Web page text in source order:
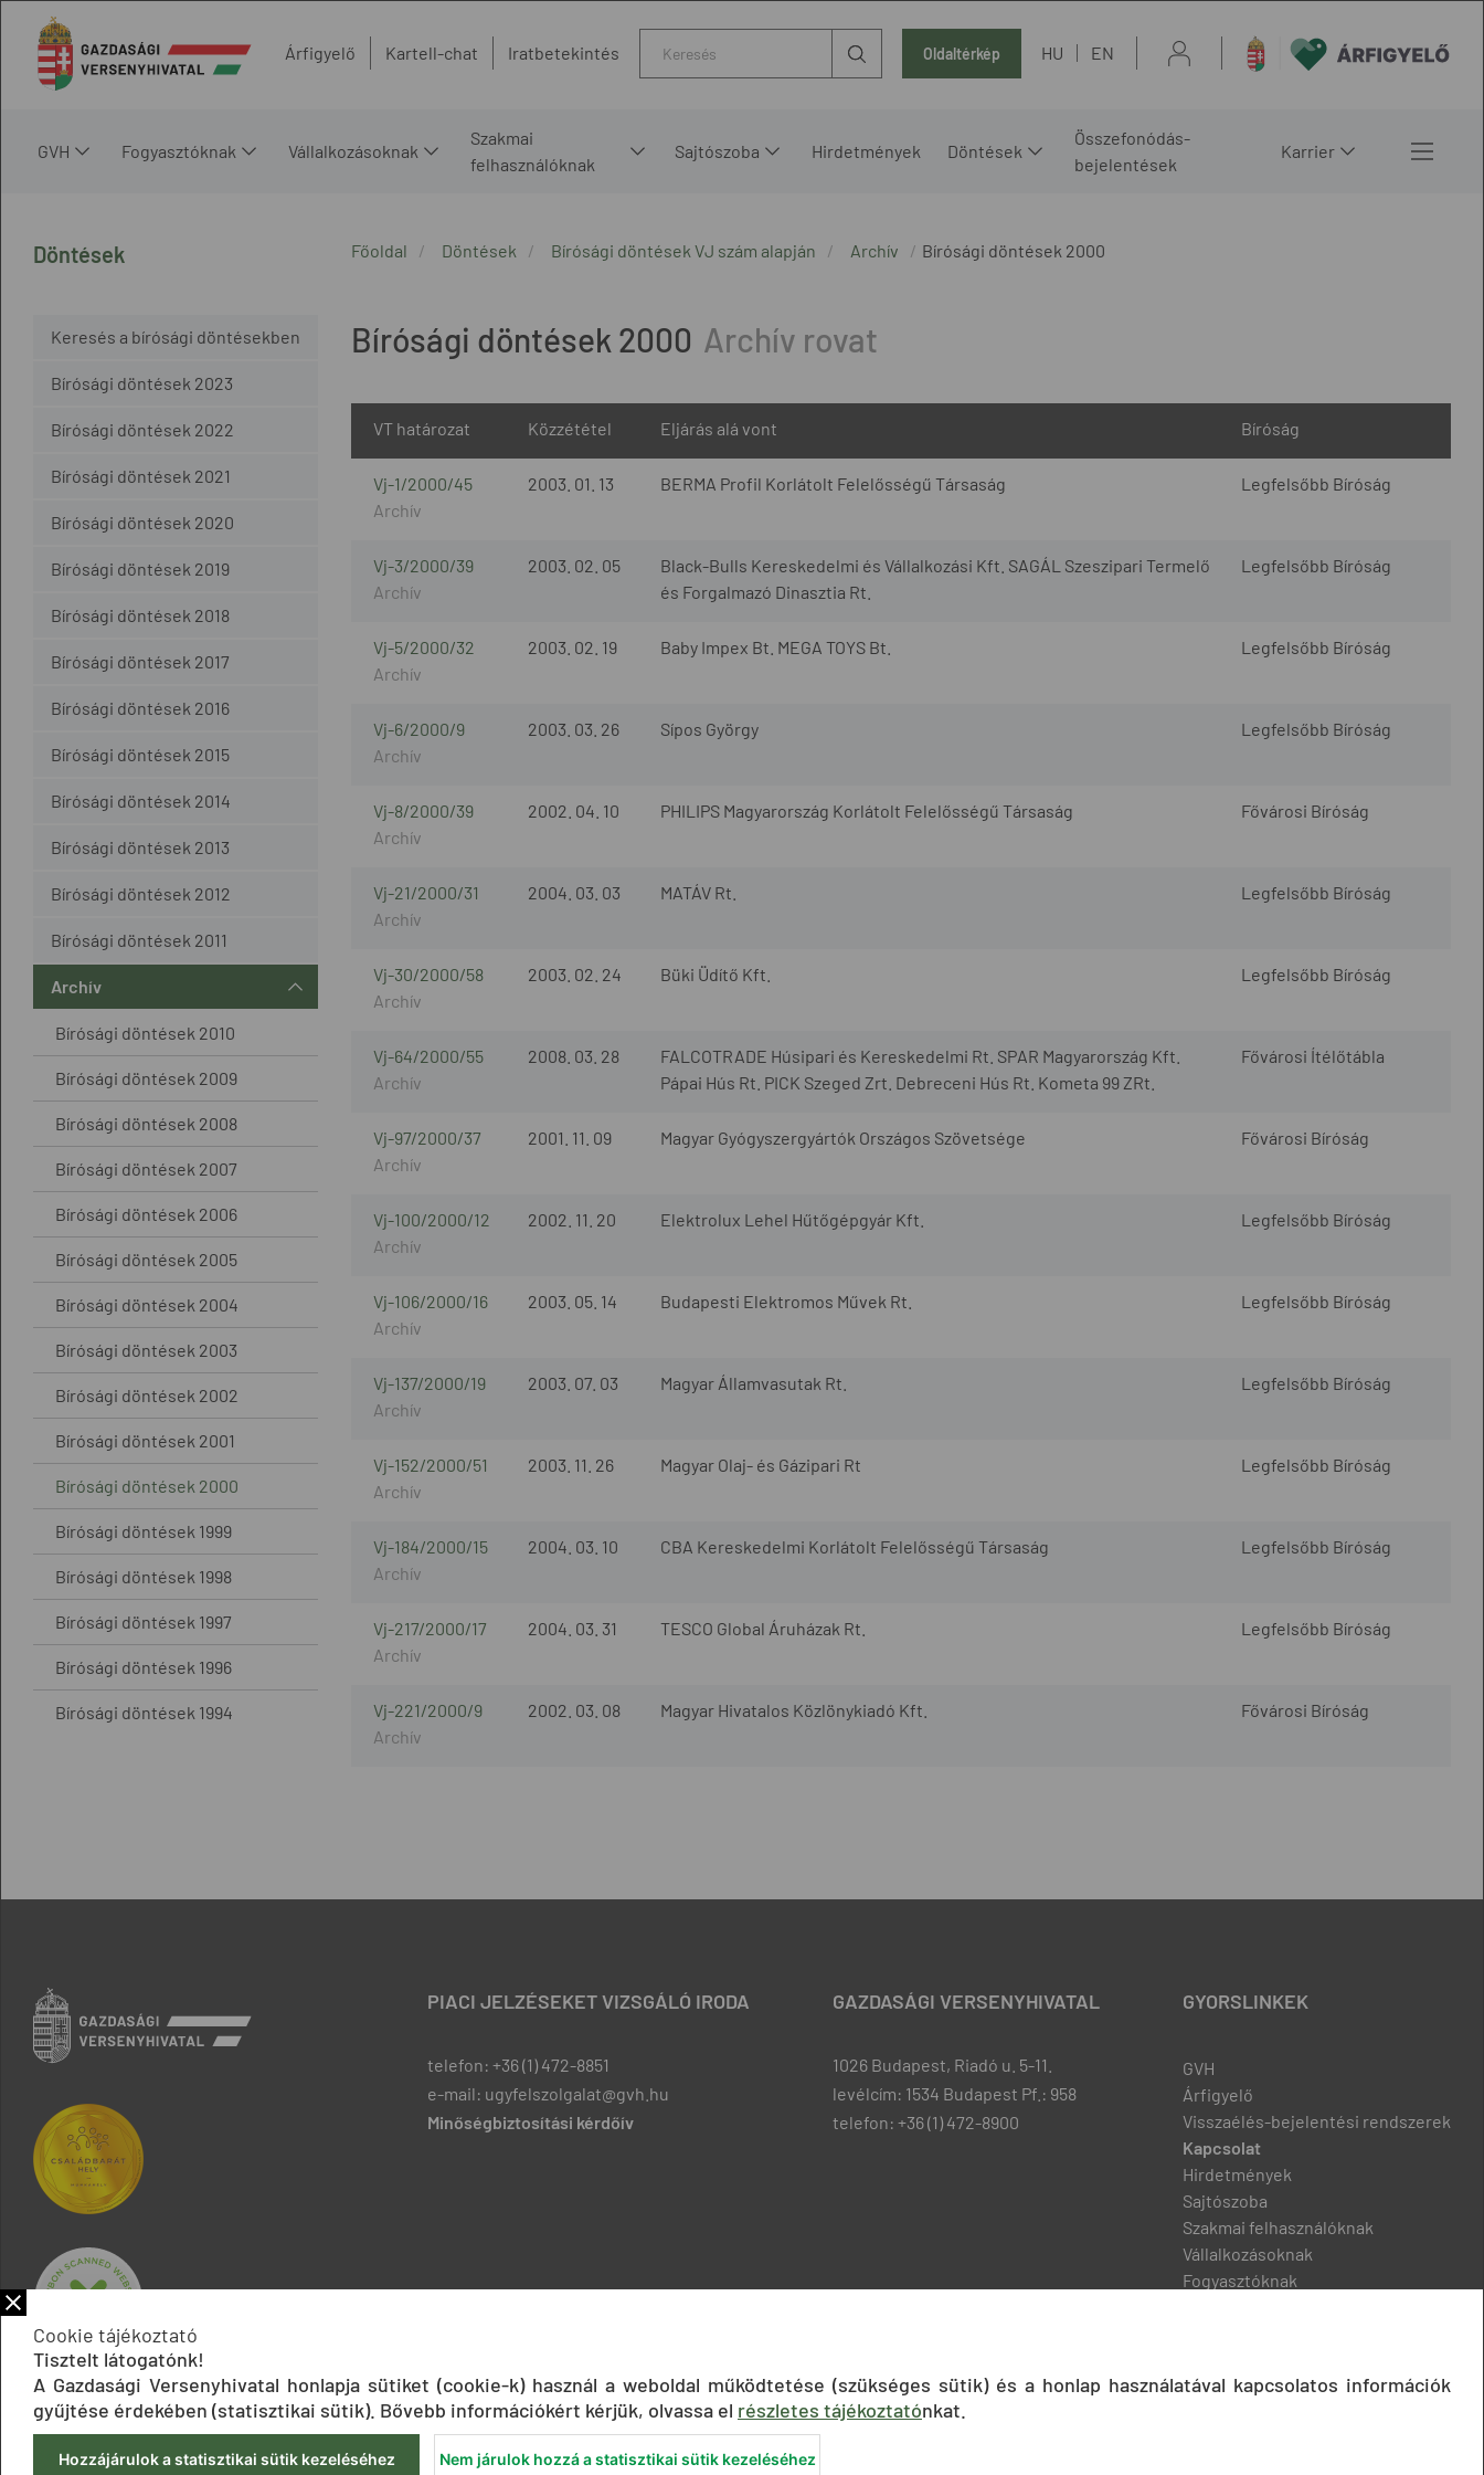
Árfigyelő Kartell-chat Iratbetekintés Oldaltérkép HU EN
GVH Fogyasztóknak Vállalkozásoknak
Szakmai
felhasználóknak
Sajtószoba Hirdetmények Döntések
Összefonódás-
bejelentések
Karrier
Döntések
Keresés a bírósági döntésekben
Bírósági döntések 2023
Bírósági döntések 2022
Bírósági döntések 2021
Bírósági döntések 2020
Bírósági döntések 2019
Bírósági döntések 2018
Bírósági döntések 2017
Bírósági döntések 2016
Bírósági döntések 2015
Bírósági döntések 2014
Bírósági döntések 2013
Bírósági döntések 2012
Bírósági döntések 2011
Archív
Bírósági döntések 2010
Bírósági döntések 2009
Bírósági döntések 2008
Bírósági döntések 2007
Bírósági döntések 2006
Bírósági döntések 2005
Bírósági döntések 2004
Bírósági döntések 2003
Bírósági döntések 2002
Bírósági döntések 2001
Bírósági döntések 2000
Bírósági döntések 1999
Bírósági döntések 1998
Bírósági döntések 1997
Bírósági döntések 1996
Bírósági döntések 1994
Főoldal Döntések Bírósági döntések VJ szám alapján Archív Bírósági döntések 2000
Bírósági döntések 2000
Közzététel
VT határozat Eljárás alá vont Bíróság
2003. 01. 13
Vj-1/2000/45 BERMA Profil Korlátolt Felelősségű Társaság Legfelsőbb Bíróság
2003. 02. 05
Vj-3/2000/39
Black-Bulls Kereskedelmi és Vállalkozási Kft. SAGÁL Szeszipari Termelő
és Forgalmazó Dinasztia Rt.
Legfelsőbb Bíróság
2003. 02. 19
Vj-5/2000/32 Baby Impex Bt. MEGA TOYS Bt. Legfelsőbb Bíróság
2003. 03. 26
Vj-6/2000/9 Sípos György Legfelsőbb Bíróság
2002. 04. 10
Vj-8/2000/39 PHILIPS Magyarország Korlátolt Felelősségű Társaság Fővárosi Bíróság
2004. 03. 03
Vj-21/2000/31 MATÁV Rt. Legfelsőbb Bíróság
2003. 02. 24
Vj-30/2000/58 Büki Üdítő Kft. Legfelsőbb Bíróság
2008. 03. 28
Vj-64/2000/55
FALCOTRADE Húsipari és Kereskedelmi Rt. SPAR Magyarország Kft.
Pápai Hús Rt. PICK Szeged Zrt. Debreceni Hús Rt. Kometa 99 ZRt.
Fővárosi Ítélőtábla
2001. 11. 09
Vj-97/2000/37 Magyar Gyógyszergyártók Országos Szövetsége Fővárosi Bíróság
2002. 11. 20
Vj-100/2000/12 Elektrolux Lehel Hűtőgépgyár Kft. Legfelsőbb Bíróság
2003. 05. 14
Vj-106/2000/16 Budapesti Elektromos Művek Rt. Legfelsőbb Bíróság
2003. 07. 03
Vj-137/2000/19 Magyar Államvasutak Rt. Legfelsőbb Bíróság
2003. 11. 26
Vj-152/2000/51 Magyar Olaj- és Gázipari Rt Legfelsőbb Bíróság
2004. 03. 10
Vj-184/2000/15 CBA Kereskedelmi Korlátolt Felelősségű Társaság Legfelsőbb Bíróság
2004. 03. 31
Vj-217/2000/17 TESCO Global Áruházak Rt. Legfelsőbb Bíróság
2002. 03. 08
Vj-221/2000/9 Magyar Hivatalos Közlönykiadó Kft. Fővárosi Bíróság
PIACI JELZÉSEKET VIZSGÁLÓ IRODA
telefon: +36 (1) 472-8851
e-mail: ugyfelszolgalat@gvh.hu
Minőségbiztosítási kérdőív
GAZDASÁGI VERSENYHIVATAL
1026 Budapest, Riadó u. 5-11.
levélcím: 1534 Budapest Pf.: 958
telefon: +36 (1) 472-8900
GYORSLINKEK
GVH
Árfigyelő
Visszaélés-bejelentési rendszerek
Kapcsolat
Hirdetmények
Sajtószoba
Szakmai felhasználóknak
Vállalkozásoknak
Fogyasztóknak
Cookie tájékoztató
Tisztelt látogatónk!
A Gazdasági Versenyhivatal honlapja sütiket (cookie-k) használ a weboldal működtetése (szükséges sütik) és a honlap használatával kapcsolatos információk
gyűjtése érdekében (statisztikai sütik). Bővebb információkért kérjük, olvassa el részletes tájékoztatónkat.
Hozzájárulok a statisztikai sütik kezeléséhez Nem járulok hozzá a statisztikai sütik kezeléséhez